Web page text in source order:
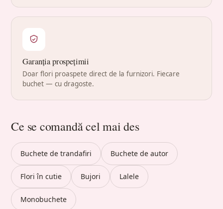
Garanția prospețimii
Doar flori proaspete direct de la furnizori. Fiecare
buchet — cu dragoste.
Ce se comandă cel mai des
Buchete de trandafiri Buchete de autor
Flori în cutie Bujori Lalele
Monobuchete